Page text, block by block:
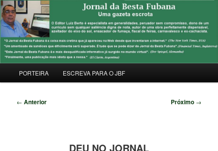
Pular
para
o
conteúdo
principalJORNAL DA BESTA FUBANA
Uma Gazeta Escrota
principal
PORTEIRA ESCREVA PARA O JBF
Navegação
← Anterior Próximo →
DEU NO JORNAL